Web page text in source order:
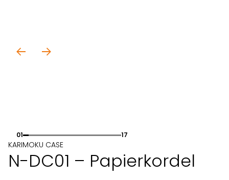
01 17
KARIMOKU CASE
N-DC01 – Papierkordel